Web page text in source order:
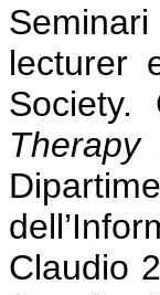
lecturer
Society.
Claudio